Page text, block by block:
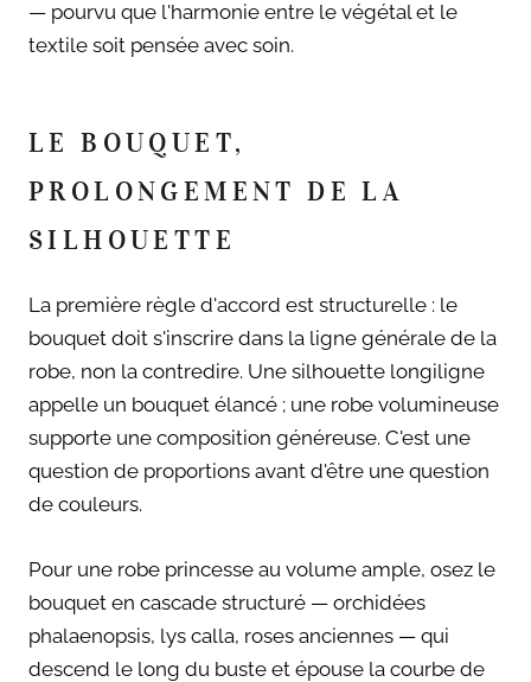
— pourvu que l'harmonie entre le végétal et le
textile soit pensée avec soin.
LE BOUQUET,
PROLONGEMENT DE LA
SILHOUETTE
La première règle d'accord est structurelle : le
bouquet doit s'inscrire dans la ligne générale de la
robe, non la contredire. Une silhouette longiligne
appelle un bouquet élancé ; une robe volumineuse
supporte une composition généreuse. C'est une
question de proportions avant d'être une question
de couleurs.
Pour une robe princesse au volume ample, osez le
bouquet en cascade structuré — orchidées
phalaenopsis, lys calla, roses anciennes — qui
descend le long du buste et épouse la courbe de